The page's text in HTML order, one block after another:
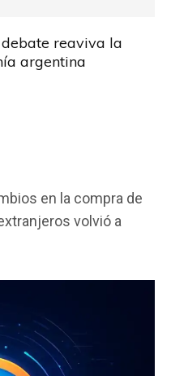
reaviva la
argentina
en la compra de
volvió a